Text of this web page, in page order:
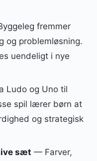
fremmer
og problemløsning.
uendeligt i nye
Ludo og Uno til
spil lærer børn at
og strategisk
sæt — Farver,